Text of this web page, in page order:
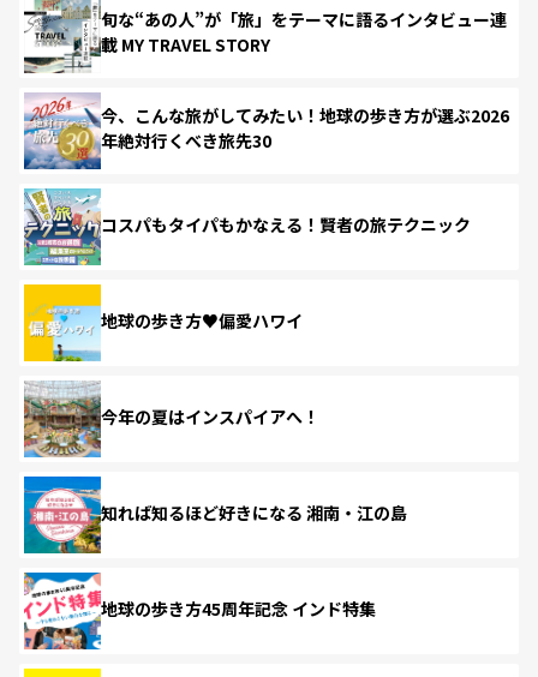
旬な“あの人”が「旅」をテーマに語るインタビュー連
載 MY TRAVEL STORY
今、こんな旅がしてみたい！地球の歩き方が選ぶ2026
年絶対行くべき旅先30
コスパもタイパもかなえる！賢者の旅テクニック
地球の歩き方♥偏愛ハワイ
今年の夏はインスパイアへ！
知れば知るほど好きになる 湘南・江の島
地球の歩き方45周年記念 インド特集